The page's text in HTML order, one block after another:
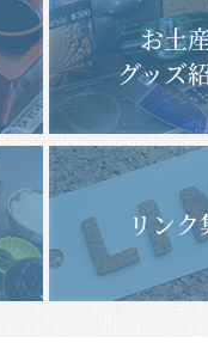
お土
グッズ
リンク